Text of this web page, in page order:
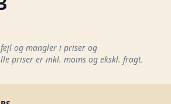
og mangler i priser og
priser er inkl. moms og ekskl. fragt.